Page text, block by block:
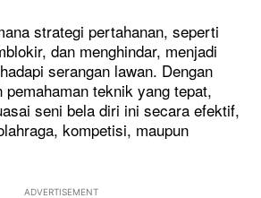
strategi pertahanan, seperti
dan menghindar, menjadi
serangan lawan. Dengan
pemahaman teknik yang tepat,
seni bela diri ini secara efektif,
kompetisi, maupun
ADVERTISEMENT